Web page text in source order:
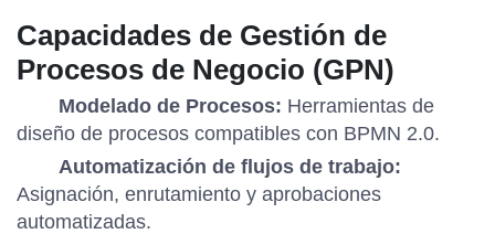
Capacidades de Gestión de
Procesos de Negocio (GPN)
Modelado de Procesos: Herramientas de
diseño de procesos compatibles con BPMN 2.0.
Automatización de flujos de trabajo:
Asignación, enrutamiento y aprobaciones
automatizadas.